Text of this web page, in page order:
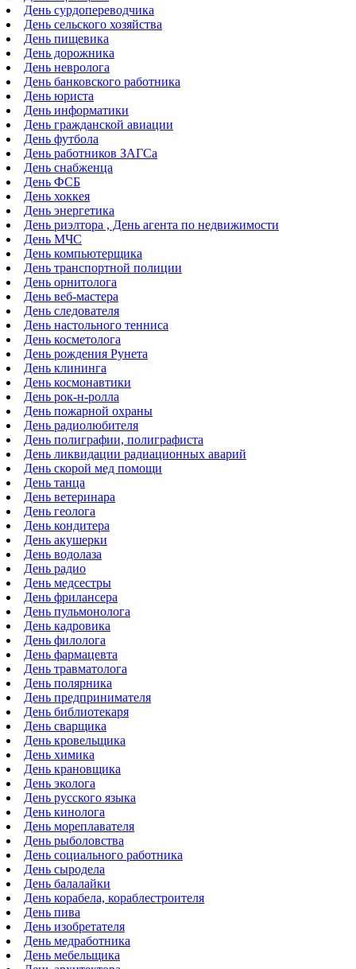
День сурдопереводчика
День сельского хозяйства
День пищевика
День дорожника
День невролога
День банковского работника
День юриста
День информатики
День гражданской авиации
День футбола
День работников ЗАГСа
День снабженца
День ФСБ
День хоккея
День энергетика
День риэлтора , День агента по недвижимости
День МЧС
День компьютерщика
День транспортной полиции
День орнитолога
День веб-мастера
День следователя
День настольного тенниса
День косметолога
День рождения Рунета
День клининга
День космонавтики
День рок-н-ролла
День пожарной охраны
День радиолюбителя
День полиграфии, полиграфиста
День ликвидации радиационных аварий
День скорой мед помощи
День танца
День ветеринара
День геолога
День кондитера
День акушерки
День водолаза
День радио
День медсестры
День фрилансера
День пульмонолога
День кадровика
День филолога
День фармацевта
День травматолога
День полярника
День предпринимателя
День библиотекаря
День сварщика
День кровельщика
День химика
День крановщика
День эколога
День русского языка
День кинолога
День мореплавателя
День рыболовства
День социального работника
День сыродела
День балалайки
День корабела, кораблестроителя
День пива
День изобретателя
День медработника
День мебельщика